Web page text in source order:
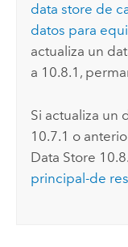
data store de
datos para
actualiza un
a 10.8.1,
Si actualiza un
10.7.1 o
Data Store
principal-de